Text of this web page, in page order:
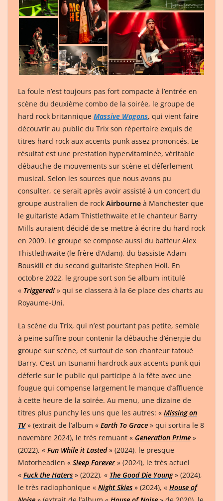
La foule n’est toujours pas fort compacte à l’entrée en
scène du deuxième combo de la soirée, le groupe de
hard rock britannique Massive Wagons, qui vient faire
découvrir au public du Trix son répertoire exquis de
titres hard rock aux accents punk assez prononcés. Le
résultat est une prestation hypervitaminée, véritable
débauche de mouvements sur scène et déferlement
musical. Selon les sources que nous avons pu
consulter, ce serait après avoir assisté à un concert du
groupe australien de rock Airbourne à Manchester que
le guitariste Adam Thistlethwaite et le chanteur Barry
Mills auraient décidé de se mettre à écrire du hard rock
en 2009. Le groupe se compose aussi du batteur Alex
Thistlethwaite (le frère d’Adam), du bassiste Adam
Bouskill et du second guitariste Stephen Holl. En
octobre 2022, le groupe sort son 5e album intitulé
« Triggered! » qui se classera à la 6e place des charts au
Royaume-Uni.
La scène du Trix, qui n’est pourtant pas petite, semble
à peine suffire pour contenir la débauche d’énergie du
groupe sur scène, et surtout de son chanteur tatoué
Barry. C’est un tsunami hardrock aux accents punk qui
déferle sur le public qui participe à la fête avec une
fougue qui compense largement le manque d’affluence
à cette heure de la soirée. Au menu, une dizaine de
titres plus punchy les uns que les autres: « Missing on
TV» (extrait de l’album « Earth To Grace » qui sortira le 8
novembre 2024), le très remuant « Generation Prime »
(2022), « Fun While it Lasted» (2024), le presque
Motorheadien « Sleep Forever » (2024), le très actuel
« Fuck the Haters » (2022), « The Good Die Young» (2024),
le très radiophonique « Night Skies » (2024), « House of